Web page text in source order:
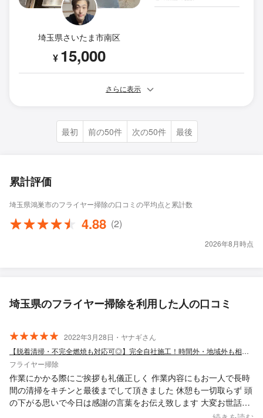
埼玉県さいたま市南区
¥ 15,000
さらに表示
最初 前の50件 次の50件 最後
累計評価
埼玉県鴻巣市のフライヤー掃除の口コミの平均点と累計数
4.88 (2)
2026年8月時点
埼玉県のフライヤー掃除を利用した人の口コミ
2022年3月28日・ヤナギさん
【脱着清掃・不完全燃焼も対応可◎】完全自社施工！時間外・地域外も相談可！
フライヤー掃除
作業にかかる際にご挨拶も礼儀正しく 作業内容にもお一人で長時
間の清掃をキチンと最後までして頂きました 休憩も一切取らず 頭
の下がる思いで今日は感謝の言葉をお伝え致します 大変お世話に